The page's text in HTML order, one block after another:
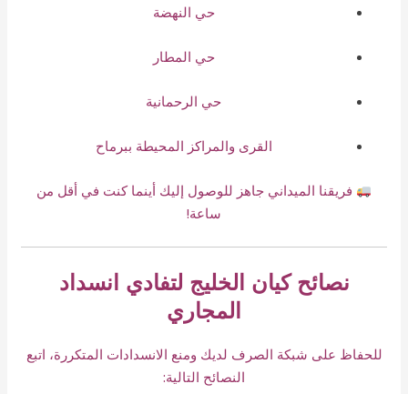
حي النهضة
حي المطار
حي الرحمانية
القرى والمراكز المحيطة ببرماح
فريقنا الميداني جاهز للوصول إليك أينما كنت في أقل من
ساعة!
نصائح كيان الخليج لتفادي انسداد
المجاري
للحفاظ على شبكة الصرف لديك ومنع الانسدادات المتكررة، اتبع
النصائح التالية: